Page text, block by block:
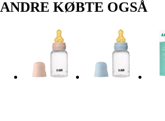
ANDRE KØBTE OGSÅ